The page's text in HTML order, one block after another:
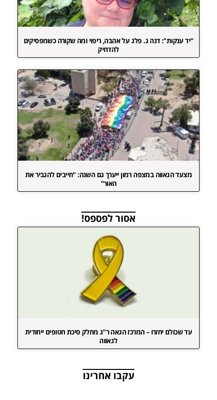
"יד ענקות": דנה ג. פלג על אהבה, ריפוי ומה שקורה כשמפסיקים
להדחיק
מצעד הגאווה במצפה רמון ייערך גם השנה: "חייבים להגביר את
האור"
אסור לפספס!
עד שכולם יחזרו – המרכז הגאה ר"ג מחלק סיכת חטופים ייחודית
לגאווה
עקבו אחרינו